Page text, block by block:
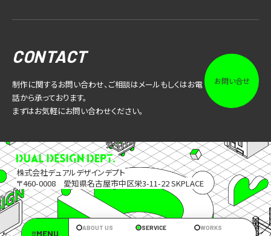
CONTACT
制作に関するお問い合わせ、ご相談はメールもしくはお電
話から承っております。
まずはお気軽にお問い合わせください。
お問い合せ
株式会社デュアルデザインデプト
〒460-0008 愛知県名古屋市中区栄3-11-22 SKPLACE
≡MENU
ABOUT US SERVICE
WORKS